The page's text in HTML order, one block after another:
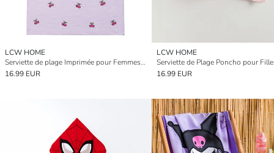
LCW HOME
Serviette de plage Imprimée pour Femmes Kuromi 75x150 cm
16.99 EUR
LCW HOME
16.99 EUR